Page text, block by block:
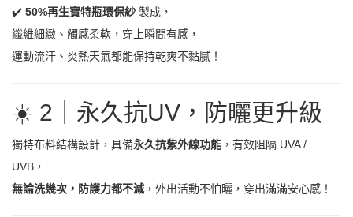
✔ 50%再生寶特瓶環保紗 製成，
纖維細緻、觸感柔軟，穿上瞬間有感，
運動流汗、炎熱天氣都能保持乾爽不黏膩！
☀ ️ 2｜永久抗UV，防曬更升級
獨特布料結構設計，具備永久抗紫外線功能 ，有效阻隔 UVA /
UVB，
無論洗幾次，防護力都不減 ，外出活動不怕曬，穿出滿滿安心感！